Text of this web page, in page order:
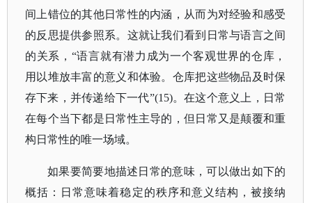
间上错位的其他日常性的内涵，从而为对经验和感受
的反思提供参照系。这就让我们看到日常与语言之间
的关系， “语言就有潜力成为一个客观世界的仓库，
用以堆放丰富的意义和体验。仓库把这些物品及时保
存下来，并传递给下一代”(15)。在这个意义上，日常
在每个当下都是日常性主导的，但日常又是颠覆和重
构日常性的唯一场域。
如果要简要地描述日常的意味，可以做出如下的
概括：日常意味着稳定的秩序和意义结构，被接纳